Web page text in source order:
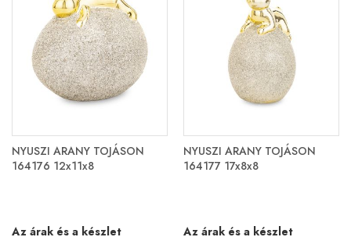
NYUSZI ARANY TOJÁSON
164176 12x11x8
Az árak és a készlet
NYUSZI ARANY TOJÁSON
164177 17x8x8
Az árak és a készlet